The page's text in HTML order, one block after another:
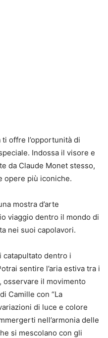
offre l’opportunità di
Indossa il visore e
da Claude Monet stesso,
opere più iconiche.
mostra d’arte
viaggio dentro il mondo di
nei suoi capolavori.
catapultato dentro i
sentire l’aria estiva tra i
osservare il movimento
Camille con “La
di luce e colore
nell’armonia delle
si mescolano con gli